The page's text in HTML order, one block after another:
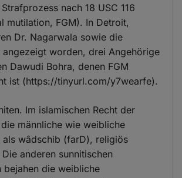
nach 18 USC 116
mutilation, FGM). In Detroit,
Dr. Nagarwala sowie die
angezeigt worden, drei Angehörige
Dawudi Bohra, denen FGM
ist (https://tinyurl.com/y7wearfe).
Im islamischen Recht der
männliche wie weibliche
als wâdschib (farD), religiös
anderen sunnitischen
bejahen die weibliche